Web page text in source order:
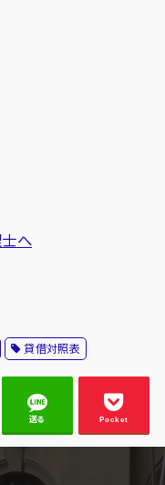
貸借対照表
送る Pocket